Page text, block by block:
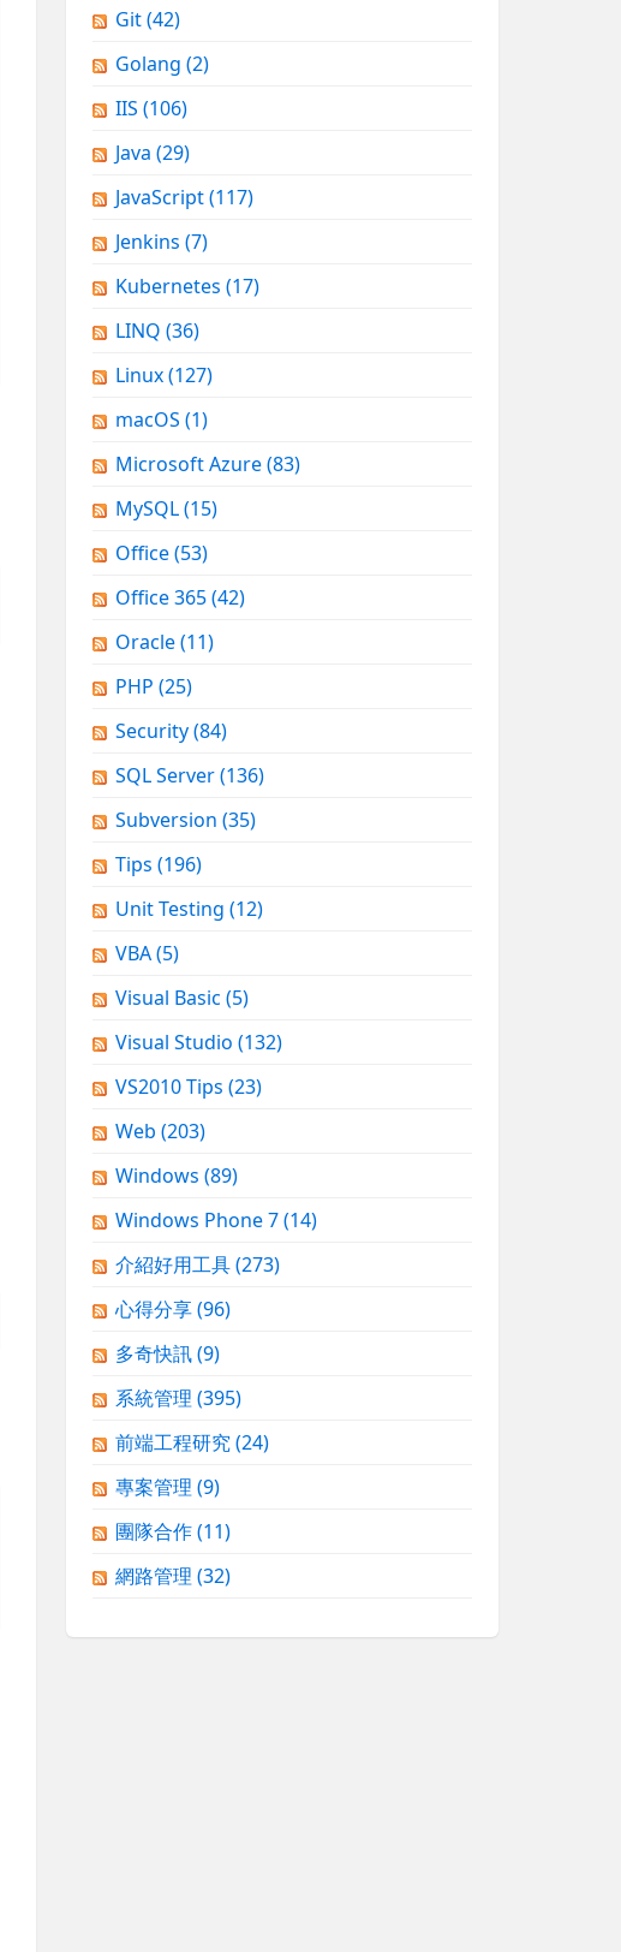
Git(42)
Golang (2)
IIS (106)
Java (29)
JavaScript(117)
Jenkins (7)
Kubernetes (17)
LINQ (36)
Linux(127)
macOS (1)
Microsoft Azure(83)
MySQL(15)
Office(53)
Office 365(42)
Oracle(11)
PHP (25)
Security(84)
SQL Server(136)
Subversion (35)
Tips (196)
Unit Testing (12)
VBA(5)
Visual Basic (5)
Visual Studio (132)
VS2010 Tips (23)
Web (203)
Windows (89)
Windows Phone 7(14)
介紹好用工具(273)
心得分享(96)
多奇快訊(9)
系統管理 (395)
前端工程研究(24)
專案管理 (9)
團隊合作(11)
網路管理 (32)